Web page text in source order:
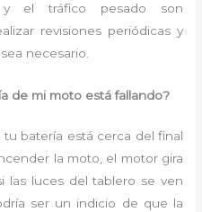
y el tráfico pesado son
revisiones periódicas y
necesario.
de mi moto está fallando?
tu batería está cerca del final
la moto, el motor gira
las luces del tablero se ven
ser un indicio de que la